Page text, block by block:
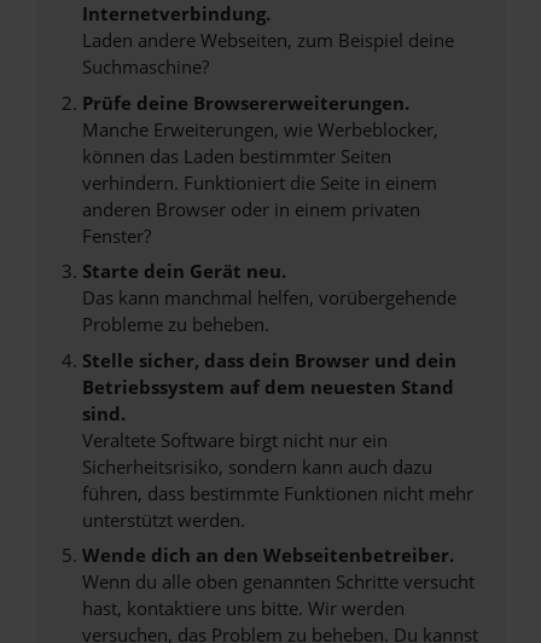
Internetverbindung.
Laden andere Webseiten, zum Beispiel deine
Suchmaschine?
Prüfe deine Browsererweiterungen.
Manche Erweiterungen, wie Werbeblocker,
können das Laden bestimmter Seiten
verhindern. Funktioniert die Seite in einem
anderen Browser oder in einem privaten
Fenster?
Starte dein Gerät neu.
Das kann manchmal helfen, vorübergehende
Probleme zu beheben.
Stelle sicher, dass dein Browser und dein
Betriebssystem auf dem neuesten Stand
sind.
Veraltete Software birgt nicht nur ein
Sicherheitsrisiko, sondern kann auch dazu
führen, dass bestimmte Funktionen nicht mehr
unterstützt werden.
Wende dich an den Webseitenbetreiber.
Wenn du alle oben genannten Schritte versucht
hast, kontaktiere uns bitte. Wir werden
versuchen, das Problem zu beheben. Du kannst